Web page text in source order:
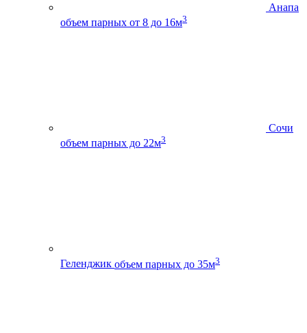
Анапа
объем парных от 8 до 16м3
Сочи
объем парных до 22м3
Геленджик объем парных до 35м3